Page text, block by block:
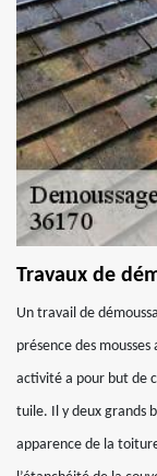
Travaux de
Un travail de
présence des
activité a pour but de
tuile. Il y deux grands
apparence de la